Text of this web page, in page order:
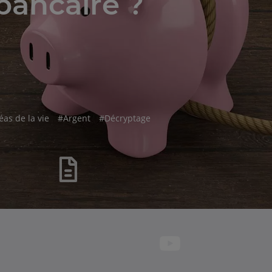
de la vie hashtag
#Argent hashtag
#Décryptage